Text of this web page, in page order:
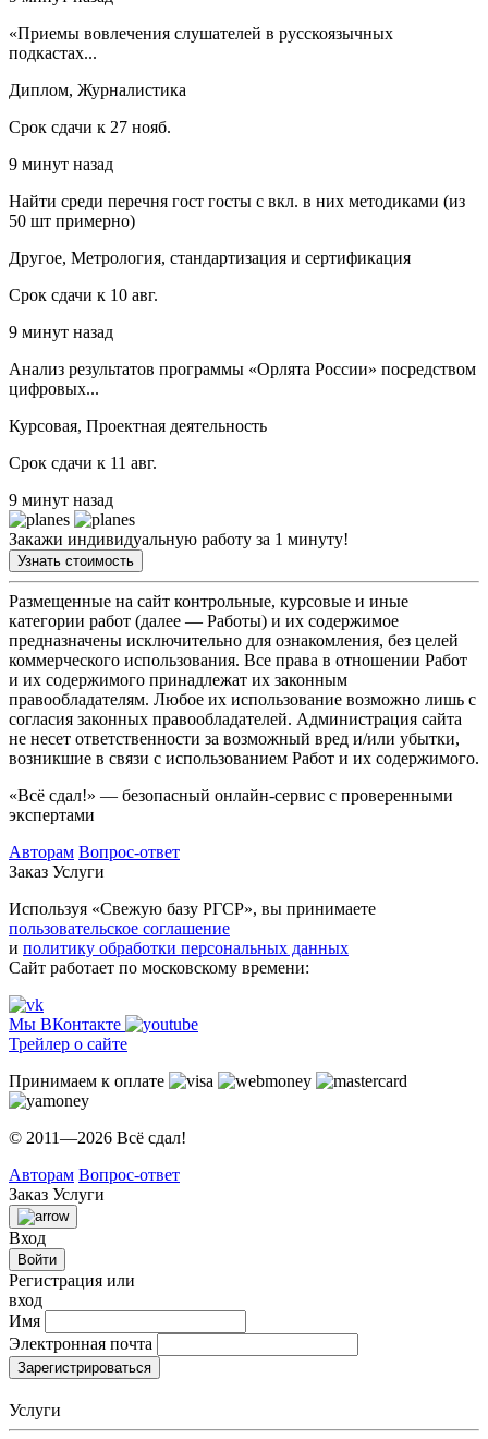
«Приемы вовлечения слушателей в русскоязычных
подкастах...
Диплом, Журналистика
Срок сдачи к 27 нояб.
9 минут назад
Найти среди перечня гост госты с вкл. в них методиками (из
50 шт примерно)
Другое, Метрология, стандартизация и сертификация
Срок сдачи к 10 авг.
9 минут назад
Анализ результатов программы «Орлята России» посредством
цифровых...
Курсовая, Проектная деятельность
Срок сдачи к 11 авг.
9 минут назад
Закажи индивидуальную работу за 1 минуту!
Узнать стоимость
Размещенные на сайт контрольные, курсовые и иные
категории работ (далее — Работы) и их содержимое
предназначены исключительно для ознакомления, без целей
коммерческого использования. Все права в отношении Работ
и их содержимого принадлежат их законным
правообладателям. Любое их использование возможно лишь с
согласия законных правообладателей. Администрация сайта
не несет ответственности за возможный вред и/или убытки,
возникшие в связи с использованием Работ и их содержимого.
«Всё сдал!» — безопасный онлайн-сервис с проверенными
экспертами
Авторам Вопрос-ответ
Заказ Услуги
Используя «Свежую базу РГСР», вы принимаете
пользовательское соглашение
и политику обработки персональных данных
Сайт работает по московскому времени:
Мы ВКонтакте
Трейлер о сайте
Принимаем к оплате
© 2011—2026 Всё сдал!
Авторам Вопрос-ответ
Заказ Услуги
Вход
Войти
Регистрация или
вход
Имя
Электронная почта
Зарегистрироваться
Услуги